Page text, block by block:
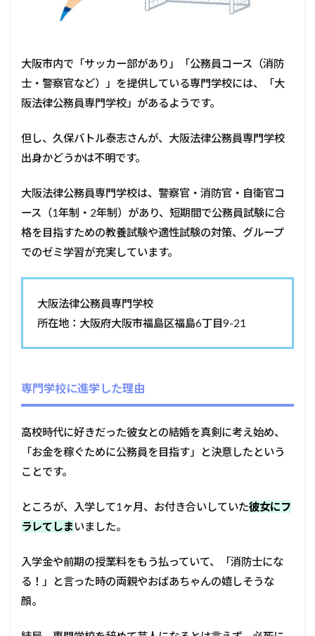
大阪市内で「サッカー部があり」「公務員コース（消防
士・警察官など）」を提供している専門学校には、「大
阪法律公務員専門学校」があるようです。
但し、久保バトル泰志さんが、大阪法律公務員専門学校
出身かどうかは不明です。
大阪法律公務員専門学校は、警察官・消防官・自衛官コ
ース（1年制・2年制）があり、短期間で公務員試験に合
格を目指すための教養試験や適性試験の対策、グループ
でのゼミ学習が充実しています。
大阪法律公務員専門学校
所在地：大阪府大阪市福島区福島6丁目9-21
専門学校に進学した理由
高校時代に好きだった彼女との結婚を真剣に考え始め、
「お金を稼ぐために公務員を目指す」と決意したという
ことです。
ところが、入学して1ヶ月、お付き合いしていた彼女にフ
ラレてしま いました。
入学金や前期の授業料をもう払っていて、「消防士にな
る！」と言った時の両親やおばあちゃんの嬉しそうな
顔。